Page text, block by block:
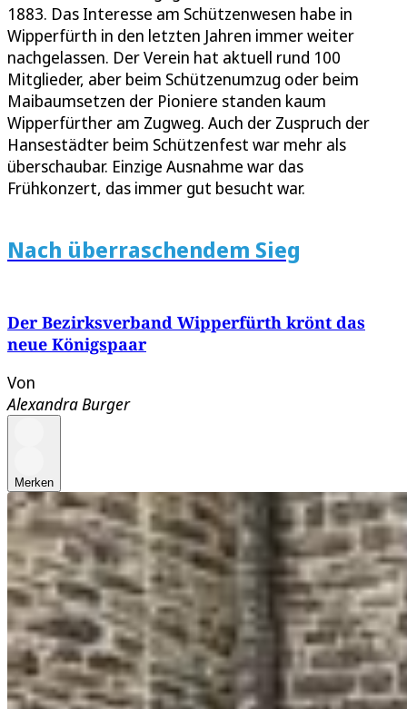
1883. Das Interesse am Schützenwesen habe in
Wipperfürth in den letzten Jahren immer weiter
nachgelassen. Der Verein hat aktuell rund 100
Mitglieder, aber beim Schützenumzug oder beim
Maibaumsetzen der Pioniere standen kaum
Wipperfürther am Zugweg. Auch der Zuspruch der
Hansestädter beim Schützenfest war mehr als
überschaubar. Einzige Ausnahme war das
Frühkonzert, das immer gut besucht war.
Nach überraschendem Sieg
Der Bezirksverband Wipperfürth krönt das
neue Königspaar
Von
Alexandra Burger
Merken